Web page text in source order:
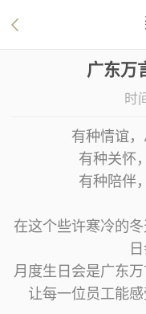
广东万
时
有种情谊，
有种关怀
有种陪伴
在这个些许寒冷的
月度生日会是广东
让每一位员工能